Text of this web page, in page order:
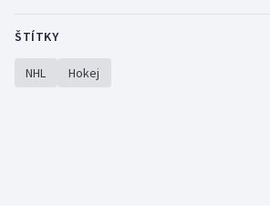
ŠTÍTKY
NHL Hokej